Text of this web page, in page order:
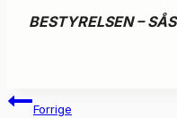
BESTYRELSEN – SÅS
Indlægsnavigation
Forrige